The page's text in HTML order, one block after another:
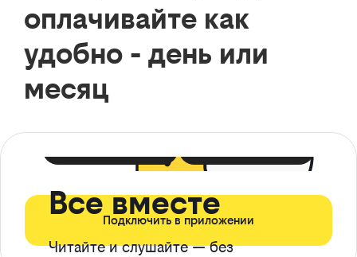
оплачивайте как
удобно - день или
месяц
Все вместе
Читайте и слушайте — без
Подключить в приложении